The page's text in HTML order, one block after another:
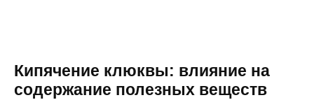
Кипячение клюквы: влияние на
содержание полезных веществ